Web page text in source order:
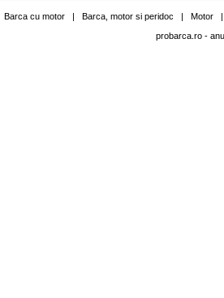
Barca cu motor| Barca, motor si peridoc | Motor
probarca.ro-